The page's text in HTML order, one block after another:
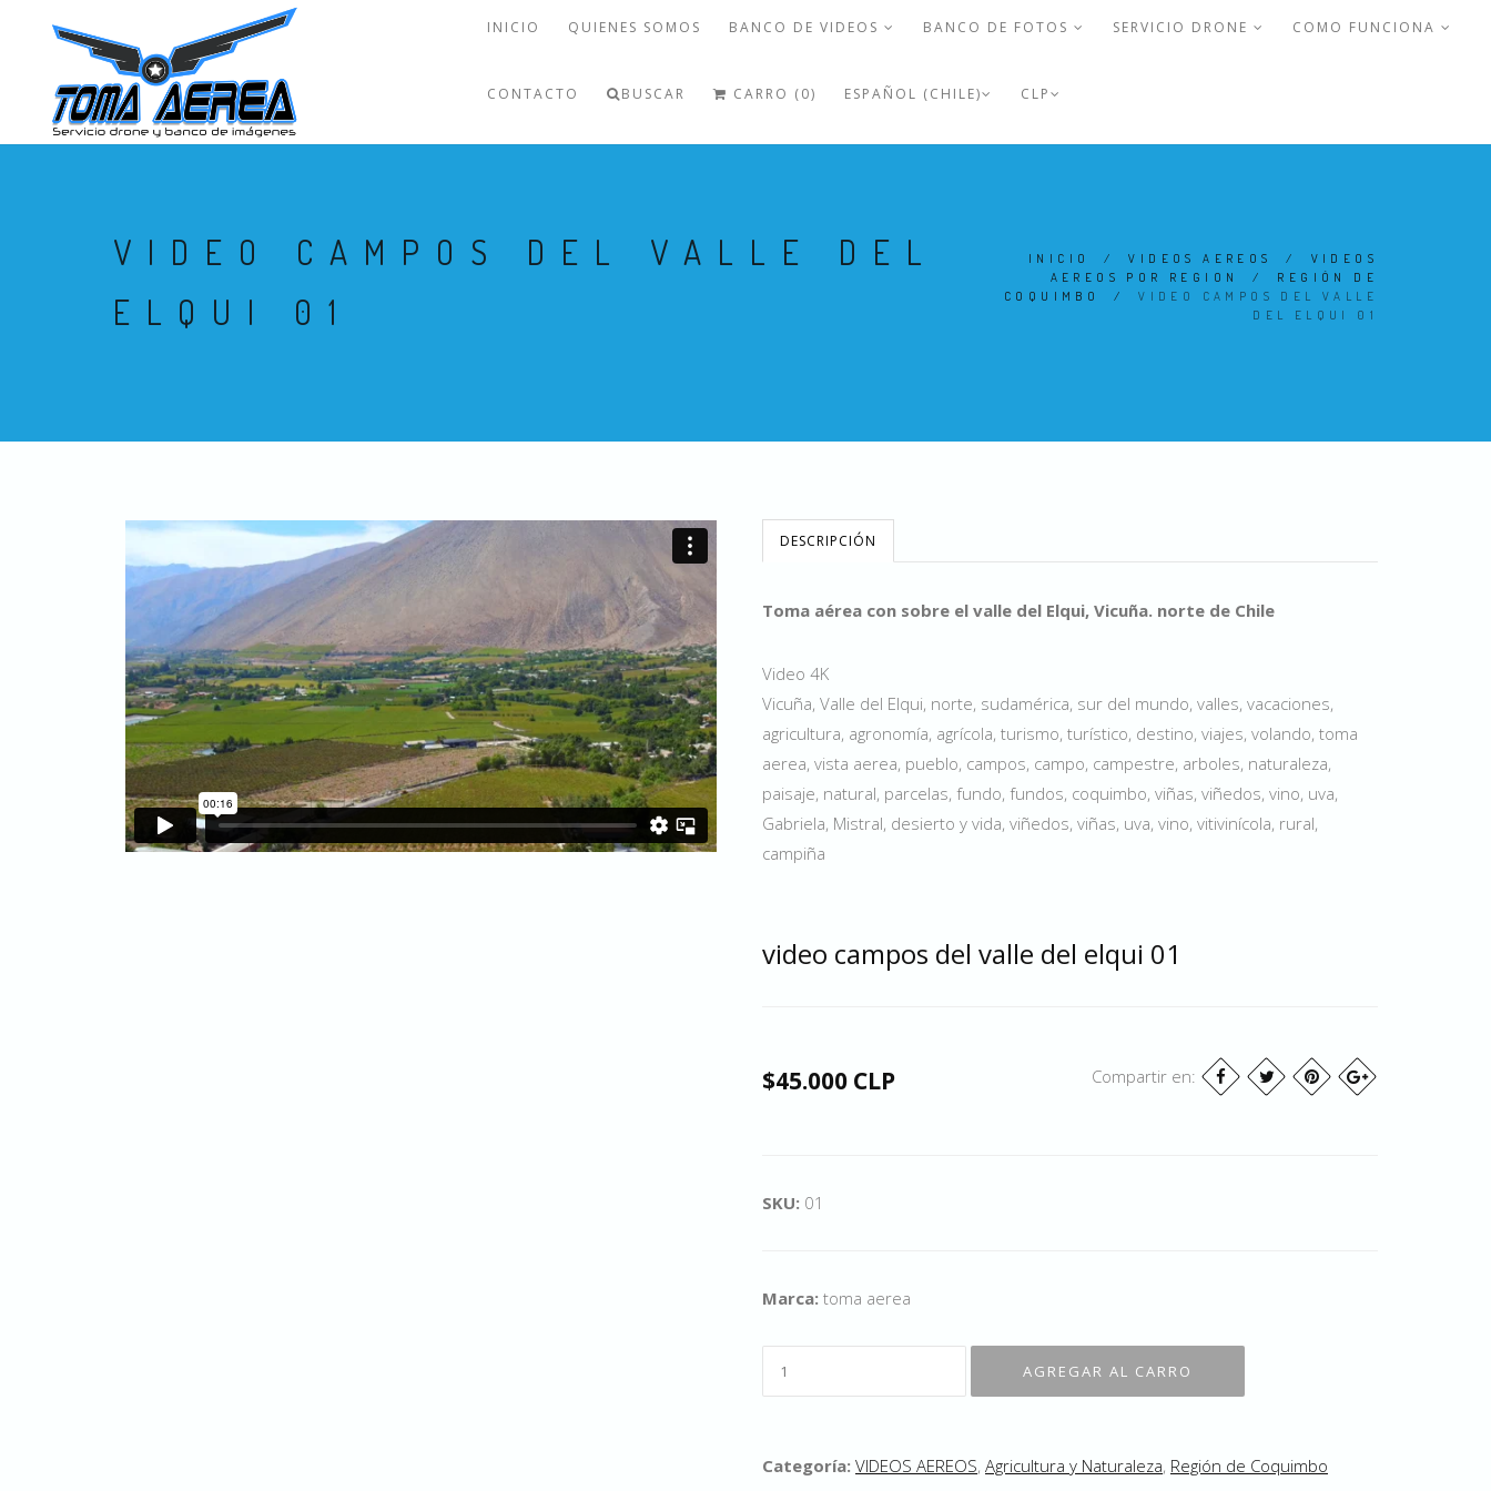
INICIO QUIENES SOMOS BANCO DE VIDEOS BANCO DE FOTOS SERVICIO DRONE COMO FUNCIONA
CONTACTO BUSCAR CARRO (0) ESPAÑOL (CHILE) CLP
VIDEO CAMPOS DEL VALLE DEL
ELQUI 01
INICIO /VIDEOS AEREOS / VIDEOS
AEREOS POR REGION
/ REGIÓN DE
COQUIMBO
/VIDEO CAMPOS DEL VALLE
DEL ELQUI 01
DESCRIPCIÓN
Toma aérea con sobre el valle del Elqui, Vicuña. norte de Chile
Video 4K
Vicuña, Valle del Elqui, norte, sudamérica, sur del mundo, valles, vacaciones,
agricultura, agronomía, agrícola, turismo, turístico, destino, viajes, volando, toma
aerea, vista aerea, pueblo, campos, campo, campestre, arboles, naturaleza,
paisaje, natural, parcelas, fundo, fundos, coquimbo, viñas, viñedos, vino, uva,
Gabriela, Mistral, desierto y vida, viñedos, viñas, uva, vino, vitivinícola, rural,
campiña
video campos del valle del elqui 01
$45.000 CLP Compartir en:
SKU: 01
Marca: toma aerea
Categoría: VIDEOS AEREOS, Agricultura y Naturaleza, Región de Coquimbo